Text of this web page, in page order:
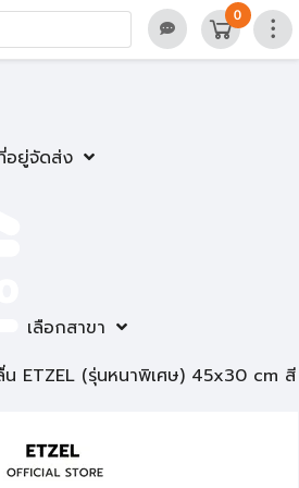
อยู่จัดส่ง
เลือกสาขา
0
ETZEL (รุ่นหนาพิเศษ) 45x30 cm สี